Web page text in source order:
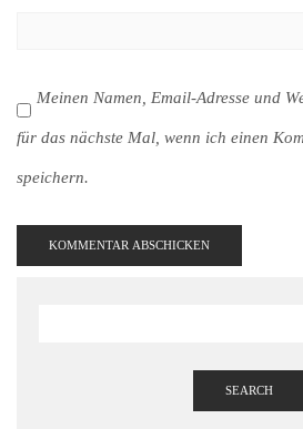
Meinen Namen, Email-Adresse und
für das nächste Mal, wenn ich einen
speichern.
SEARCH